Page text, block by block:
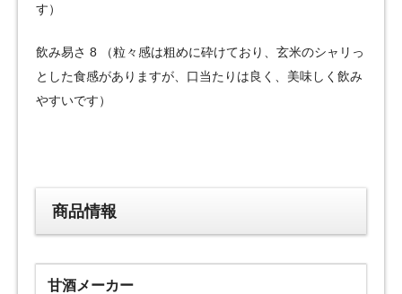
す）
飲み易さ 8 （粒々感は粗めに砕けており、玄米のシャリっ
とした食感がありますが、口当たりは良く、美味しく飲み
やすいです）
商品情報
甘酒メーカー